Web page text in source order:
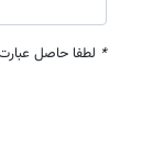
* لطفا حاصل